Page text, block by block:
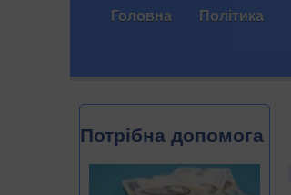
Головна Політика
Потрібна допомога